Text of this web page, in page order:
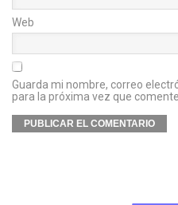
Web
Guarda mi nombre, correo
para la próxima vez que